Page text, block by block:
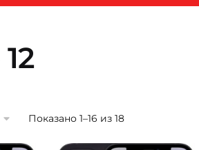
Показано 1–16 из 18